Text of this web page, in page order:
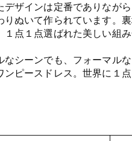
デザインは定番でありなが
りぬいて作られています。
１点１点選ばれた美しい組み
なシーンでも、フォーマル
ンピースドレス。世界に１